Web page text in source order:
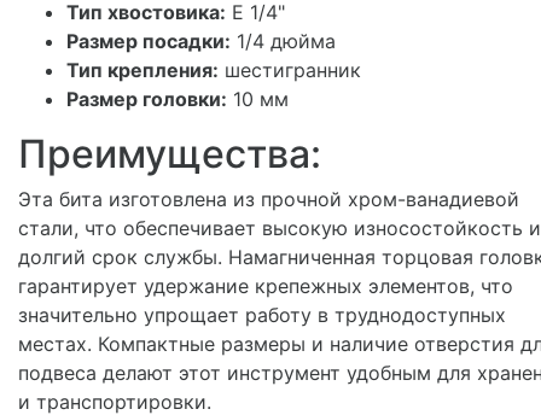
Тип хвостовика: E 1/4"
Размер посадки: 1/4 дюйма
Тип крепления: шестигранник
Размер головки: 10 мм
Преимущества:
Эта бита изготовлена из прочной хром-ванадиевой
стали, что обеспечивает высокую износостойкость и
долгий срок службы. Намагниченная торцовая
гарантирует удержание крепежных элементов, что
значительно упрощает работу в труднодоступных
местах. Компактные размеры и наличие отверстия
подвеса делают этот инструмент удобным для
и транспортировки.